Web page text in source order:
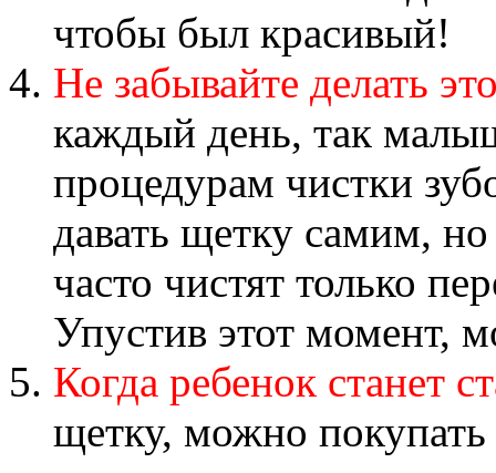
чтобы был красивый!
Не забывайте делать
каждый день, так
процедурам чистки
давать щетку самим,
часто чистят только
Упустив этот момент,
Когда ребенок станет
щетку, можно